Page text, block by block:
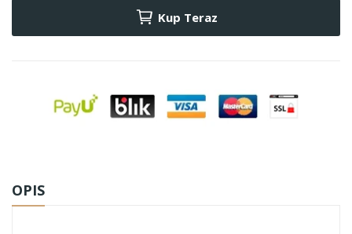
Kup Teraz
OPIS